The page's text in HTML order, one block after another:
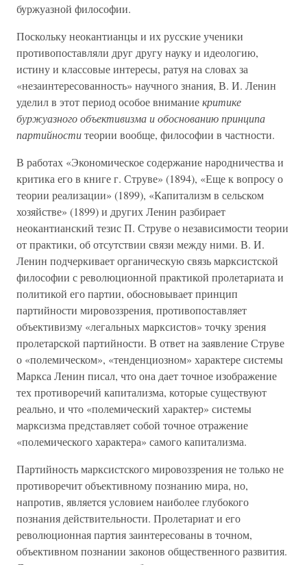
буржуазной философии.
Поскольку неокантианцы и их русские ученики
противопоставляли друг другу науку и идеологию,
истину и классовые интересы, ратуя на словах за
«незаинтересованность» научного знания, В. И. Ленин
уделил в этот период особое вниманиекритике
буржуазного объективизма и обоснованию принципа
партийноститеории вообще, философии в частности.
В работах «Экономическое содержание народничества и
критика его в книге г. Струве» (1894), «Еще к вопросу о
теории реализации» (1899), «Капитализм в сельском
хозяйстве» (1899) и других Ленин разбирает
неокантианский тезис П. Струве о независимости теории
от практики, об отсутствии связи между ними. В. И.
Ленин подчеркивает органическую связь марксистской
философии с революционной практикой пролетариата и
политикой его партии, обосновывает принцип
партийности мировоззрения, противопоставляет
объективизму «легальных марксистов» точку зрения
пролетарской партийности. В ответ на заявление Струве
о «полемическом», «тенденциозном» характере системы
Маркса Ленин писал, что она дает точное изображение
тех противоречий капитализма, которые существуют
реально, и что «полемический характер» системы
марксизма представляет собой точное отражение
«полемического характера» самого капитализма.
Партийность марксистского мировоззрения не только не
противоречит объективному познанию мира, но,
напротив, является условием наиболее глубокого
познания действительности. Пролетариат и его
революционная партия заинтересованы в точном,
объективном познании законов общественного развития.